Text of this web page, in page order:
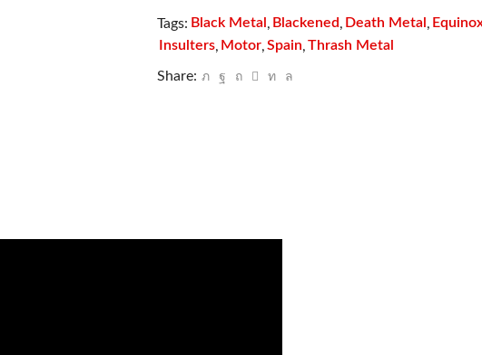
Tags: Black Metal , Blackened, Death Metal ,
Insulters, Motor,Spain,Thrash Metal
Share: